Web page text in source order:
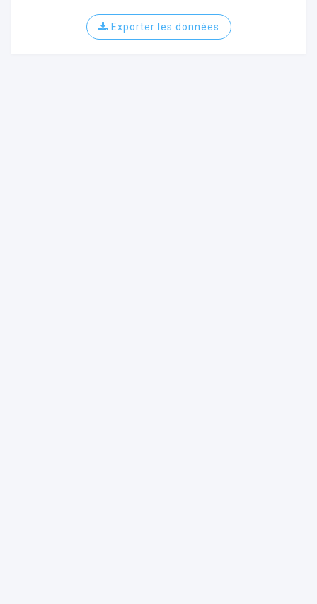
Exporter les données